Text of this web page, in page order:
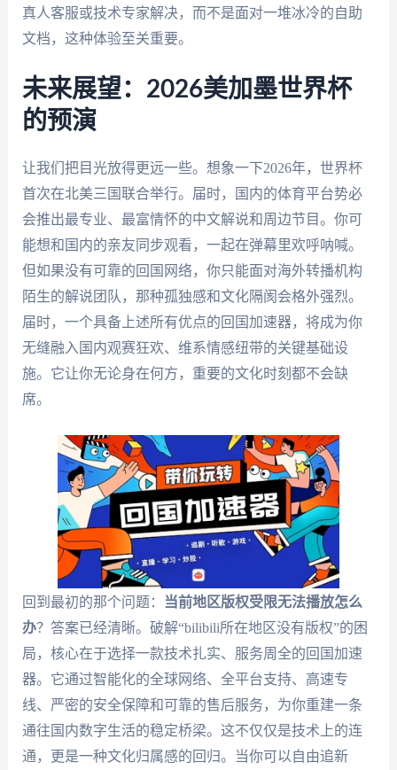
真人客服或技术专家解决，而不是面对一堆冰冷的自助
文档，这种体验至关重要。
未来展望：2026美加墨世界杯
的预演
让我们把目光放得更远一些。想象一下2026年，世界杯
首次在北美三国联合举行。届时，国内的体育平台势必
会推出最专业、最富情怀的中文解说和周边节目。你可
能想和国内的亲友同步观看，一起在弹幕里欢呼呐喊。
但如果没有可靠的回国网络，你只能面对海外转播机构
陌生的解说团队，那种孤独感和文化隔阂会格外强烈。
届时，一个具备上述所有优点的回国加速器，将成为你
无缝融入国内观赛狂欢、维系情感纽带的关键基础设
施。它让你无论身在何方，重要的文化时刻都不会缺
席。
回到最初的那个问题：
当前地区版权受限无法播放怎么
办？答案已经清晰。破解“bilibili所在地区没有版权”的困
局，核心在于选择一款技术扎实、服务周全的回国加速
器。它通过智能化的全球网络、全平台支持、高速专
线、严密的安全保障和可靠的售后服务，为你重建一条
通往国内数字生活的稳定桥梁。这不仅仅是技术上的连
通，更是一种文化归属感的回归。当你可以自由追新